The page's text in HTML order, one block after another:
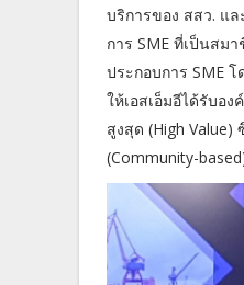
บริการของ สสว. แ
การ SME ที่เป็นสม
ประกอบการ SME
ให้เอสเอ็มอีได้รับอ
สูงสุด (High
(Community-